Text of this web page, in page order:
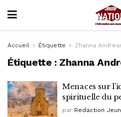
Accueil Étiquette Zhanna
Étiquette : Zhanna
Menaces sur
spirituelle du
par Redaction